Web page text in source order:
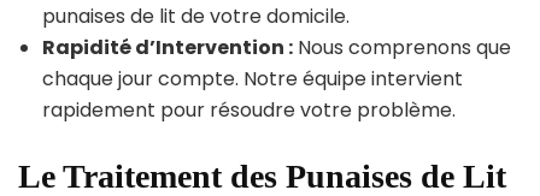
punaises de lit de votre domicile.
Rapidité d’Intervention : Nous comprenons que
chaque jour compte. Notre équipe intervient
rapidement pour résoudre votre problème.
Le Traitement des Punaises de Lit